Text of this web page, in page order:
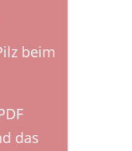
das